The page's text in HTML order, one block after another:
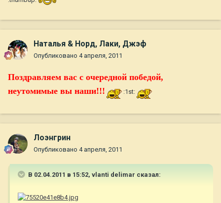
Наталья & Норд, Лаки, Джэф
Опубликовано 4 апреля, 2011
Поздравляем вас с очередной победой,
неутомимые вы наши!!!
:1st:
Лоэнгрин
Опубликовано 4 апреля, 2011
В 02.04.2011 в 15:52, vlanti delimar сказал: